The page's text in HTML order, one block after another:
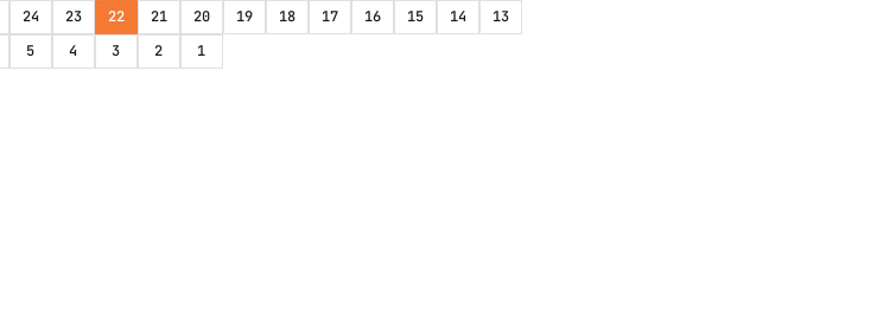
24 23 22 21 20 19 18 17 16 15 14
13
5 4 3 2 1